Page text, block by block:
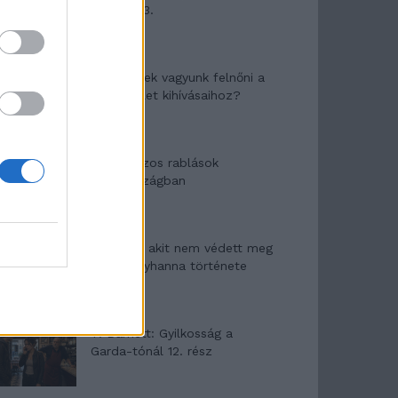
mítosza 3.
Képtelenek vagyunk felnőni a
felnőtt élet kihívásaihoz?
Altatógázos rablások
Olaszországban
A kislány, akit nem védett meg
senki – Lyhanna története
T. Barnett: Gyilkosság a
Garda-tónál 12. rész